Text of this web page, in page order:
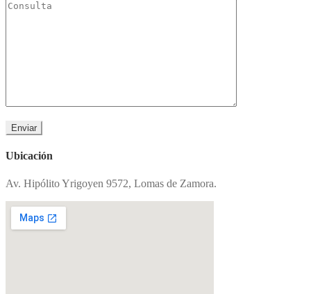
Ubicación
Av. Hipólito Yrigoyen 9572, Lomas de Zamora.